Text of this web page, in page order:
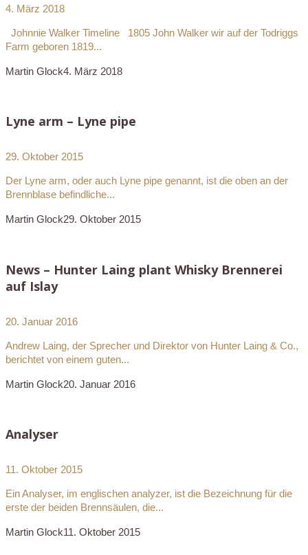
4. März 2018
Johnnie Walker Timeline 1805 John Walker wir auf der Todriggs
Farm geboren 1819...
Martin Glock4. März 2018
Lyne arm – Lyne pipe
29. Oktober 2015
Der Lyne arm, oder auch Lyne pipe genannt, ist die oben an der
Brennblase befindliche...
Martin Glock29. Oktober 2015
News – Hunter Laing plant Whisky Brennerei
auf Islay
20. Januar 2016
Andrew Laing, der Sprecher und Direktor von Hunter Laing & Co.,
berichtet von einem guten...
Martin Glock20. Januar 2016
Analyser
11. Oktober 2015
Ein Analyser, im englischen analyzer, ist die Bezeichnung für die
erste der beiden Brennsäulen, die...
Martin Glock11. Oktober 2015